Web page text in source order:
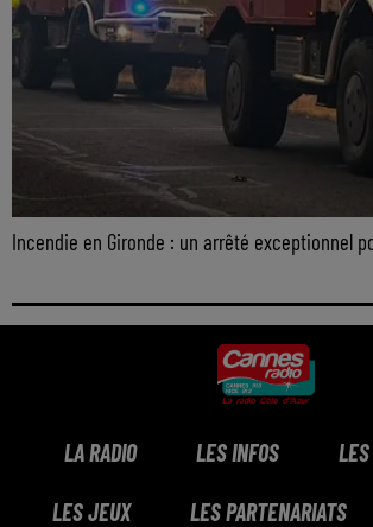
Incendie en Gironde : un arrêté exceptionnel
LA RADIO LES INFOS
LES JEUX LES PARTENARIATS